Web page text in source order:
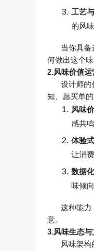
工艺
的风
当你具备
何做出这个味
2.风味价值
设计师的
知、愿买单的
风味
感共
体验
让消
数据
味倾
这种能力
意。
3.风味生态
风味架构